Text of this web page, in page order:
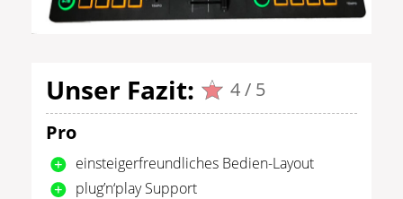
Unser Fazit:
4 / 5
Pro
einsteigerfreundliches Bedien-Layout
plug’n‘play Support